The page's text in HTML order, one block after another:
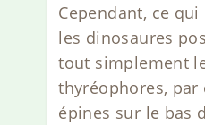
Cependant, ce
les dinosaures
tout simplement
thyréophores, par
épines sur le bas